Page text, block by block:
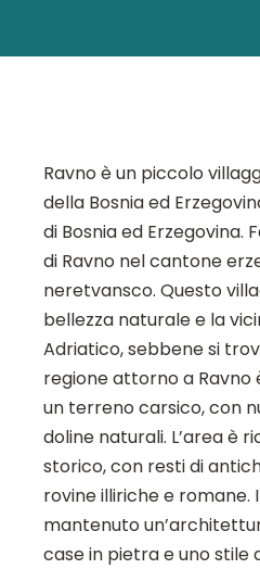
Ravno è un piccolo
della Bosnia ed
di Bosnia ed Erzegovina.
di Ravno nel cantone
neretvansco. Questo
bellezza naturale e la
Adriatico, sebbene si
regione attorno a
un terreno carsico, con
doline naturali. L’area è
storico, con resti di
rovine illiriche e romane.
mantenuto
case in pietra e uno stile